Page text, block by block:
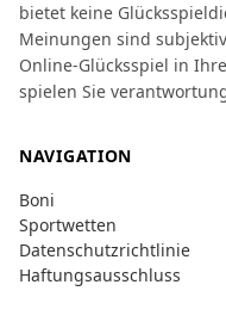
bietet keine
Meinungen sind
Online-Glücksspiel in
spielen Sie
NAVIGATION
Boni
Sportwetten
Datenschutzrichtlinie
Haftungsausschluss